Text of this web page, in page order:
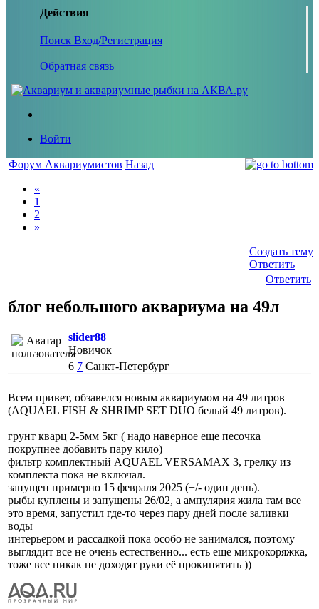
Действия
Поиск Вход/Регистрация
Обратная связь
Войти
Форум Аквариумистов Назад
«
1
2
»
Создать тему
Ответить
Ответить
блог небольшого аквариума на 49л
slider88
Новичок
6 7 Санкт-Петербург
Всем привет, обзавелся новым аквариумом на 49 литров
(AQUAEL FISH & SHRIMP SET DUO белый 49 литров).
грунт кварц 2-5мм 5кг ( надо наверное еще песочка
покрупнее добавить пару кило)
фильтр комплектный AQUAEL VERSAMAX 3, грелку из
комплекта пока не включал.
запущен примерно 15 февраля 2025 (+/- один день).
рыбы куплены и запущены 26/02, а ампулярия жила там все
это время, запустил где-то через пару дней после заливки
воды
интерьером и рассадкой пока особо не занимался, поэтому
выглядит все не очень естественно... есть еще микрокоряжка,
тоже все никак не доходят руки её прокипятить ))